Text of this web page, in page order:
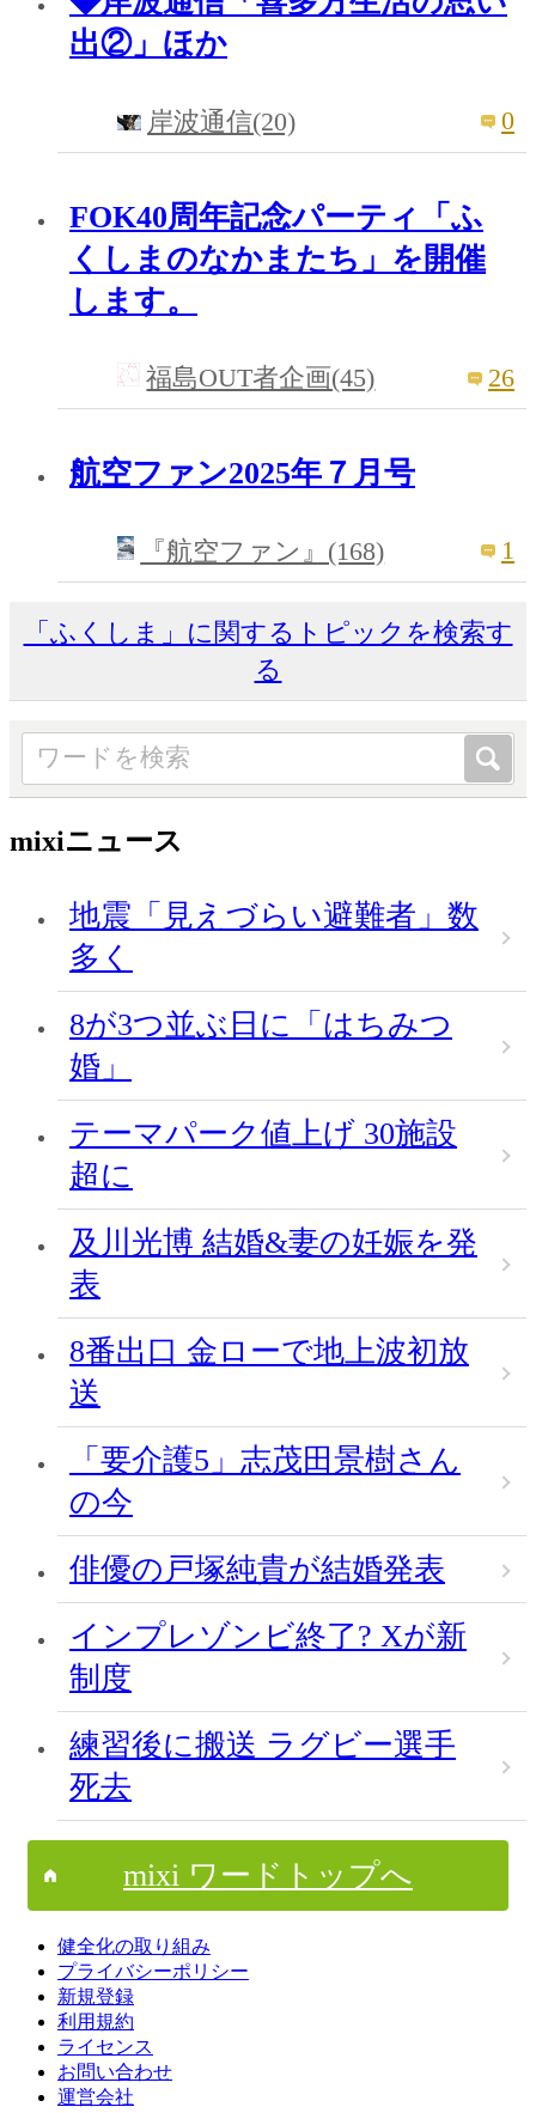
出②」ほか
岸波通信(20) 0
FOK40周年記念パーティ「ふ
くしまのなかまたち」を開催
します。
福島OUT者企画(45) 26
航空ファン2025年７月号
『航空ファン』(168) 1
「ふくしま」に関するトピックを検索す
る
mixiニュース
地震「見えづらい避難者」数
多く
8が3つ並ぶ日に「はちみつ
婚」
テーマパーク値上げ 30施設
超に
及川光博 結婚&妻の妊娠を発
表
8番出口 金ローで地上波初放
送
「要介護5」志茂田景樹さん
の今
俳優の戸塚純貴が結婚発表
インプレゾンビ終了? Xが新
制度
練習後に搬送 ラグビー選手
死去
mixi ワードトップへ
健全化の取り組み
プライバシーポリシー
新規登録
利用規約
ライセンス
お問い合わせ
運営会社